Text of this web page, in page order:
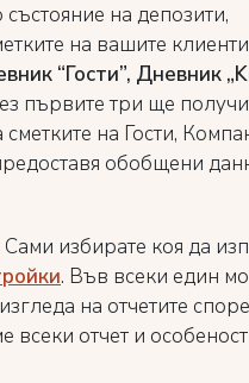
на депозити,
на вашите
“Гости”, Дневник
първите три ще
на Гости,
обобщени
избирате коя да
. Във всеки един
на отчетите
отчет и